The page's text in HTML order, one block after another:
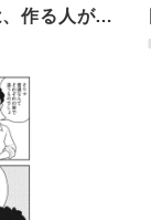
作る人がで